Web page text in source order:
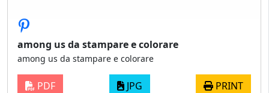
among us da stampare e colorare
among us da stampare e colorare
PDF JPG PRINT